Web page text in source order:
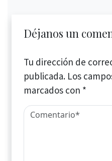
Déjanos un
Tu dirección de
publicada. Los
marcados con *